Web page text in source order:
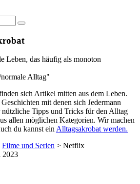
Search
Leben, das häufig als monoton
Alltag"
sich Artikel mitten aus dem Leben.
mit denen sich Jedermann
Tipps und Tricks für den Alltag
allen möglichen Kategorien. Wir machen
du kannst einAlltagsakrobat werden.
Filme und Serien > Netflix
2023